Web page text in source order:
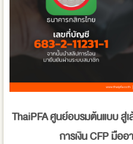
ThaiPFAศูนย์อบรมต้นแบบ สู่
การเงินCFPมืออ